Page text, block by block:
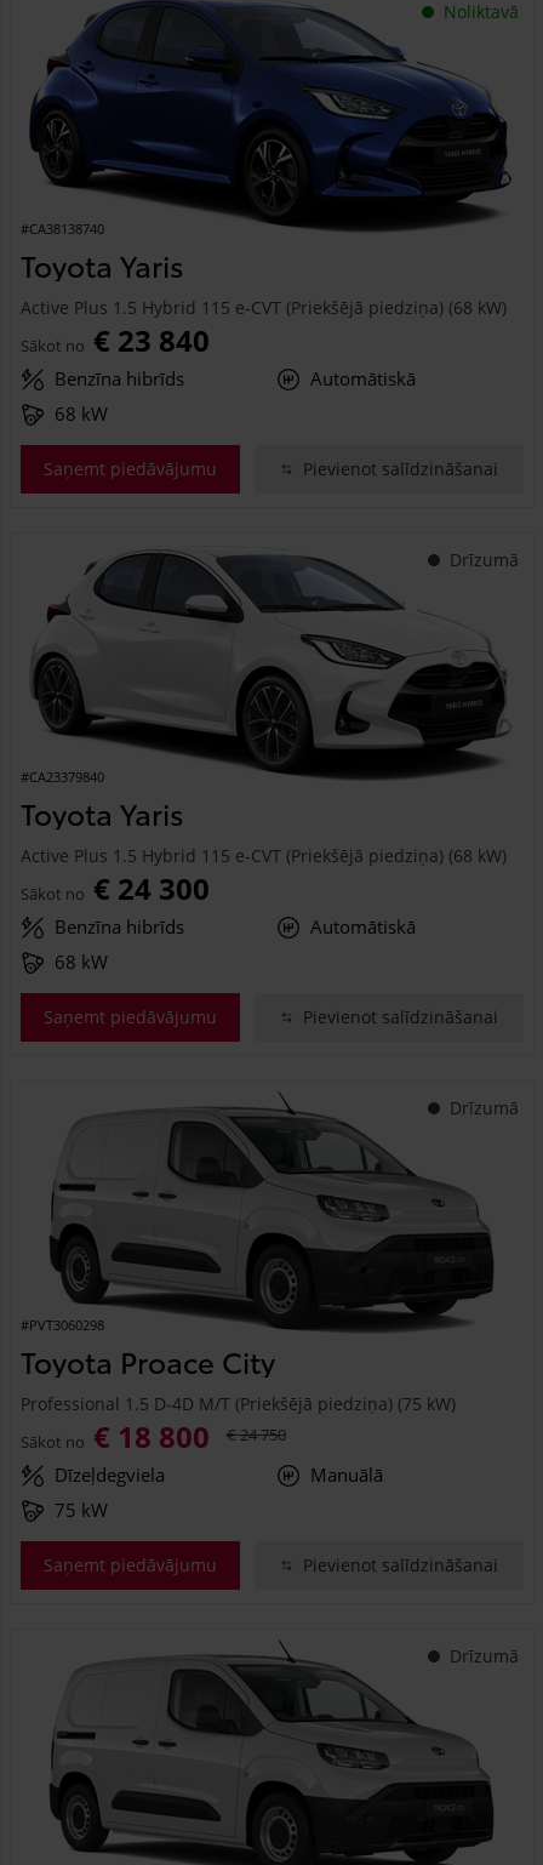
Noliktavā
#CA38138740
Toyota Yaris
Active Plus 1.5 Hybrid 115 e-CVT (Priekšējā piedziņa) (68 kW)
Sākot no € 23 840
Benzīna hibrīds
Automātiskā
68 kW
Saņemt piedāvājumu Pievienot salīdzināšanai
Drīzumā
#CA23379840
Toyota Yaris
Active Plus 1.5 Hybrid 115 e-CVT (Priekšējā piedziņa) (68 kW)
Sākot no € 24 300
Benzīna hibrīds
Automātiskā
68 kW
Saņemt piedāvājumu Pievienot salīdzināšanai
Drīzumā
#PVT3060298
Toyota Proace City
Professional 1.5 D-4D M/T (Priekšējā piedziņa) (75 kW)
Sākot no € 18 800 € 24 750
Dīzeļdegviela
Manuālā
75 kW
Saņemt piedāvājumu Pievienot salīdzināšanai
Drīzumā